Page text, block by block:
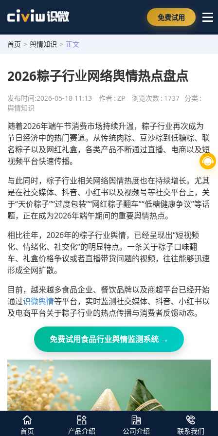
免费试用
首页 > 舆情知识 > 正文
2026粽子行业网络舆情热点盘点
发布时间:2026-05-18 11:13 作者 : ZP 浏览次数 : 1737 分类 :
舆情知识
随着2026年端午节消费市场持续升温，粽子行业再次成为
节日经济中的热门赛道。从传统肉粽、豆沙粽到低糖粽、联
名粽子以及网红礼盒，各类产品不断通过直播、电商以及短
视频平台快速传播。
与此同时，粽子行业相关网络舆情热度也在持续增长。尤其
是在社交媒体、抖音、小红书以及视频号等社交平台上，关
于“天价粽子”“过度包装”“网红粽子翻车”“低糖健康争议”等话
题，正在成为2026年端午期间的重要舆情热点。
相比往年，2026年的粽子行业舆情，已经呈现出“短视频
化、情绪化、社交化”的明显特点。一条关于粽子口味翻
车、礼盒价格争议或者直播带货问题的视频，往往能够迅速
形成全网扩散。
目前，越来越多食品企业、餐饮品牌以及商超平台已经开始
通过识微舆情等平台，实时监测社交媒体、抖音、小红书以
及电商平台关于粽子行业的热点传播与消费者反馈动态。
免费试用食品行业舆情监测系统 →
首页 产品介绍 公司介绍 联系我们